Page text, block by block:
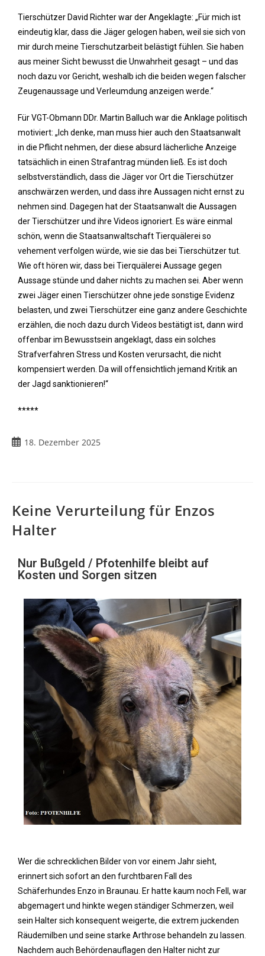
Tierschützer David Richter war der Angeklagte: „Für mich ist
eindeutig klar, dass die Jäger gelogen haben, weil sie sich von
mir durch meine Tierschutzarbeit belästigt fühlen. Sie haben
aus meiner Sicht bewusst die Unwahrheit gesagt – und das
noch dazu vor Gericht, weshalb ich die beiden wegen falscher
Zeugenaussage und Verleumdung anzeigen werde.“
Für VGT-Obmann DDr. Martin Balluch war die Anklage politisch
motiviert: „Ich denke, man muss hier auch den Staatsanwalt
in die Pflicht nehmen, der diese absurd lächerliche Anzeige
tatsächlich in einen Strafantrag münden ließ. Es ist doch
selbstverständlich, dass die Jäger vor Ort die Tierschützer
anschwärzen werden, und dass ihre Aussagen nicht ernst zu
nehmen sind. Dagegen hat der Staatsanwalt die Aussagen
der Tierschützer und ihre Videos ignoriert. Es wäre einmal
schön, wenn die Staatsanwaltschaft Tierquälerei so
vehement verfolgen würde, wie sie das bei Tierschützer tut.
Wie oft hören wir, dass bei Tierquälerei Aussage gegen
Aussage stünde und daher nichts zu machen sei. Aber wenn
zwei Jäger einen Tierschützer ohne jede sonstige Evidenz
belasten, und zwei Tierschützer eine ganz andere Geschichte
erzählen, die noch dazu durch Videos bestätigt ist, dann wird
offenbar im Bewusstsein angeklagt, dass ein solches
Strafverfahren Stress und Kosten verursacht, die nicht
kompensiert werden. Da will offensichtlich jemand Kritik an
der Jagd sanktionieren!“
*****
18. Dezember 2025
Keine Verurteilung für Enzos
Halter
Nur Bußgeld / Pfotenhilfe bleibt auf
Kosten und Sorgen sitzen
Wer die schrecklichen Bilder von vor einem Jahr sieht,
erinnert sich sofort an den furchtbaren Fall des
Schäferhundes Enzo in Braunau. Er hatte kaum noch Fell, war
abgemagert und hinkte wegen ständiger Schmerzen, weil
sein Halter sich konsequent weigerte, die extrem juckenden
Räudemilben und seine starke Arthrose behandeln zu lassen.
Nachdem auch Behördenauflagen den Halter nicht zur